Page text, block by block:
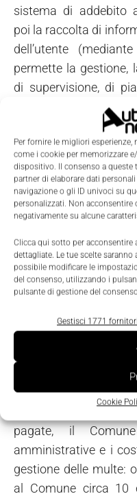
Per fornire le migliori
come i cookie per memorizzare
dispositivo. Il consenso a queste
partner di elaborare dati
navigazione o gli ID univoci su
personalizzati. Non
negativamente su alcune
Clicca qui sotto per acconsentire
dettagliate. Le tue scelte
possibile modificare le
del consenso, utilizzando i
pulsante di gestione del
Gestisci 1771 fornitori
Cookie
sistema di addebito
poi la raccolta di
dell’utente
permette la gestione,
di supervisione, di
controllo sul campo
Il sistema adotta
vista informatico sia
gestore: tutte le
componenti del
sicuro, gli accessi al
crittografati e
Sul versante radio-
architetture Rfid (e
normative (per
conseguenze per la
I tempi di
l’inizio e fine sosta
alcuna esibizione
pagate, il
amministrative e i
gestione delle multe:
al Comune circa 10